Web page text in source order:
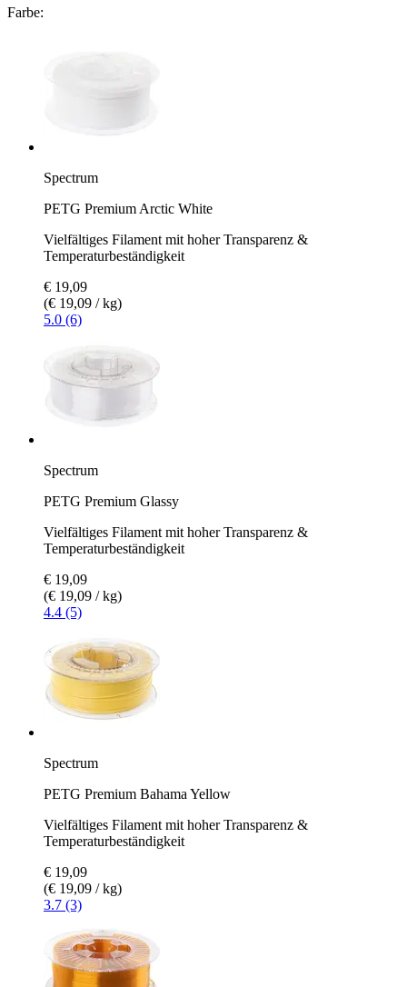
Farbe:
Spectrum
PETG Premium Arctic White
Vielfältiges Filament mit hoher Transparenz &
Temperaturbeständigkeit
€ 19,09
(€ 19,09 / kg)
5.0 (6)
Spectrum
PETG Premium Glassy
Vielfältiges Filament mit hoher Transparenz &
Temperaturbeständigkeit
€ 19,09
(€ 19,09 / kg)
4.4 (5)
Spectrum
PETG Premium Bahama Yellow
Vielfältiges Filament mit hoher Transparenz &
Temperaturbeständigkeit
€ 19,09
(€ 19,09 / kg)
3.7 (3)